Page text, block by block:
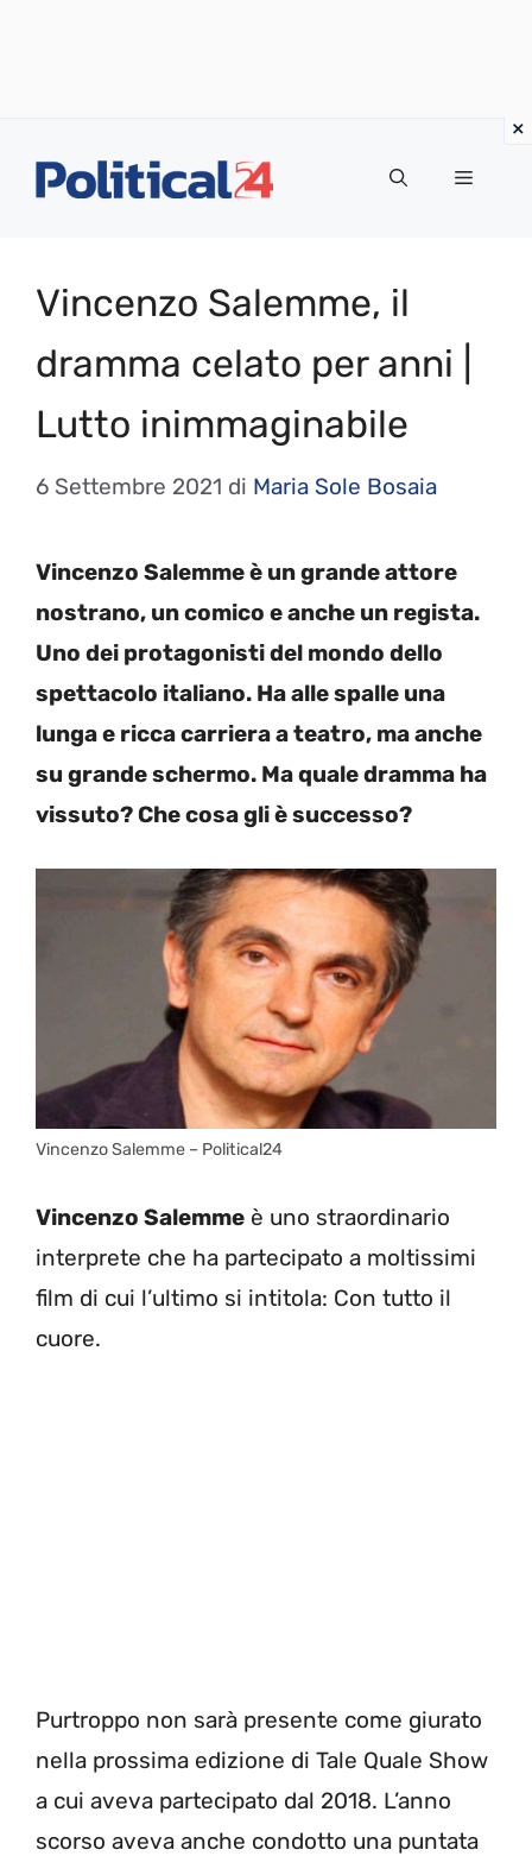
Menu
Vincenzo Salemme, il
dramma celato per anni |
Lutto inimmaginabile
6 Settembre 2021 di Maria Sole Bosaia
Vincenzo Salemme è un grande attore
nostrano, un comico e anche un regista.
Uno dei protagonisti del mondo dello
spettacolo italiano. Ha alle spalle una
lunga e ricca carriera a teatro, ma anche
su grande schermo. Ma quale dramma ha
vissuto? Che cosa gli è successo?
Vincenzo Salemme – Political24
Vincenzo Salemme è uno straordinario
interprete che ha partecipato a moltissimi
film di cui l’ultimo si intitola: Con tutto il
cuore.
Purtroppo non sarà presente come giurato
nella prossima edizione di Tale Quale Show
a cui aveva partecipato dal 2018. L’anno
scorso aveva anche condotto una puntata